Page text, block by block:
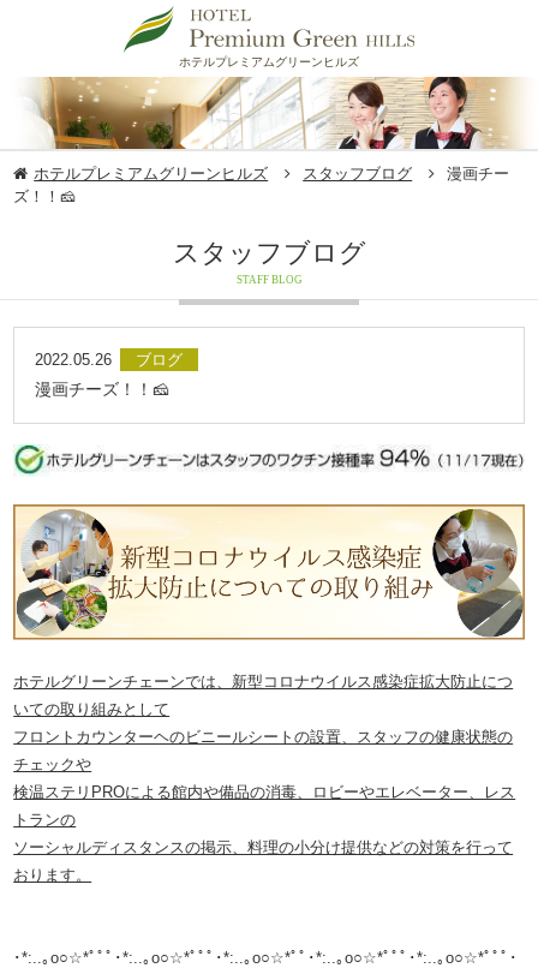
ホテルプレミアムグリーンヒルズ
ホテルプレミアムグリーンヒルズ スタッフブログ
漫画チー
ズ！！🧀
スタッフブログ
STAFF BLOG
2022.05.26 ブログ
漫画チーズ！！🧀
ホテルグリーンチェーンでは、新型コロナウイルス感染症拡大防止につ
いての取り組みとして
フロントカウンターヘのビニールシートの設置、スタッフの健康状態の
チェックや
検温ステリPROによる館内や備品の消毒、ロビーやエレベーター、レス
トランの
ソーシャルディスタンスの掲示、料理の小分け提供などの対策を行って
おります。
･*:..｡o○☆*ﾟﾟﾟ･*:..｡o○☆*ﾟﾟﾟ･*:..｡o○☆*ﾟﾟ･*:..｡o○☆*ﾟﾟﾟ･*:..｡o○☆*ﾟﾟﾟ･